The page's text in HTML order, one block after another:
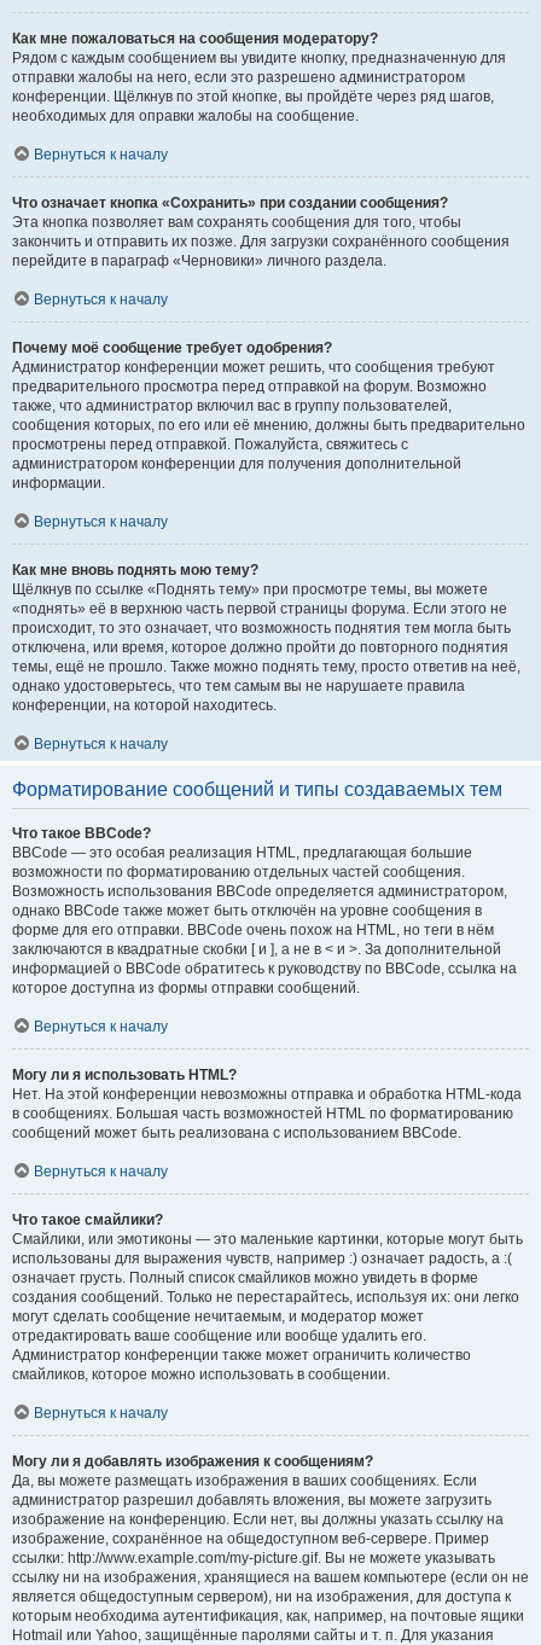
Как мне пожаловаться на сообщения модератору?
Рядом с каждым сообщением вы увидите кнопку, предназначенную для
отправки жалобы на него, если это разрешено администратором
конференции. Щёлкнув по этой кнопке, вы пройдёте через ряд шагов,
необходимых для оправки жалобы на сообщение.
Вернуться к началу
Что означает кнопка «Сохранить» при создании сообщения?
Эта кнопка позволяет вам сохранять сообщения для того, чтобы
закончить и отправить их позже. Для загрузки сохранённого сообщения
перейдите в параграф «Черновики» личного раздела.
Вернуться к началу
Почему моё сообщение требует одобрения?
Администратор конференции может решить, что сообщения требуют
предварительного просмотра перед отправкой на форум. Возможно
также, что администратор включил вас в группу пользователей,
сообщения которых, по его или её мнению, должны быть предварительно
просмотрены перед отправкой. Пожалуйста, свяжитесь с
администратором конференции для получения дополнительной
информации.
Вернуться к началу
Как мне вновь поднять мою тему?
Щёлкнув по ссылке «Поднять тему» при просмотре темы, вы можете
«поднять» её в верхнюю часть первой страницы форума. Если этого не
происходит, то это означает, что возможность поднятия тем могла быть
отключена, или время, которое должно пройти до повторного поднятия
темы, ещё не прошло. Также можно поднять тему, просто ответив на неё,
однако удостоверьтесь, что тем самым вы не нарушаете правила
конференции, на которой находитесь.
Вернуться к началу
Форматирование сообщений и типы создаваемых тем
Что такое BBCode?
BBCode — это особая реализация HTML, предлагающая большие
возможности по форматированию отдельных частей сообщения.
Возможность использования BBCode определяется администратором,
однако BBCode также может быть отключён на уровне сообщения в
форме для его отправки. BBCode очень похож на HTML, но теги в нём
заключаются в квадратные скобки [ и ], а не в < и >. За дополнительной
информацией о BBCode обратитесь к руководству по BBCode, ссылка на
которое доступна из формы отправки сообщений.
Вернуться к началу
Могу ли я использовать HTML?
Нет. На этой конференции невозможны отправка и обработка HTML-кода
в сообщениях. Большая часть возможностей HTML по форматированию
сообщений может быть реализована с использованием BBCode.
Вернуться к началу
Что такое смайлики?
Смайлики, или эмотиконы — это маленькие картинки, которые могут быть
использованы для выражения чувств, например :) означает радость, а :(
означает грусть. Полный список смайликов можно увидеть в форме
создания сообщений. Только не перестарайтесь, используя их: они легко
могут сделать сообщение нечитаемым, и модератор может
отредактировать ваше сообщение или вообще удалить его.
Администратор конференции также может ограничить количество
смайликов, которое можно использовать в сообщении.
Вернуться к началу
Могу ли я добавлять изображения к сообщениям?
Да, вы можете размещать изображения в ваших сообщениях. Если
администратор разрешил добавлять вложения, вы можете загрузить
изображение на конференцию. Если нет, вы должны указать ссылку на
изображение, сохранённое на общедоступном веб-сервере. Пример
ссылки: http://www.example.com/my-picture.gif. Вы не можете указывать
ссылку ни на изображения, хранящиеся на вашем компьютере (если он не
является общедоступным сервером), ни на изображения, для доступа к
которым необходима аутентификация, как, например, на почтовые ящики
Hotmail или Yahoo, защищённые паролями сайты и т. п. Для указания